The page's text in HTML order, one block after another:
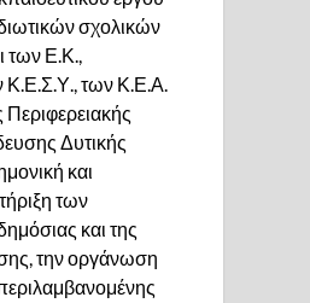
σχολικών
των Ε.Κ.,
Κ.Ε.Σ.Υ., των Κ.Ε.Α.
Δυτικής
και
των
και της
την οργάνωση